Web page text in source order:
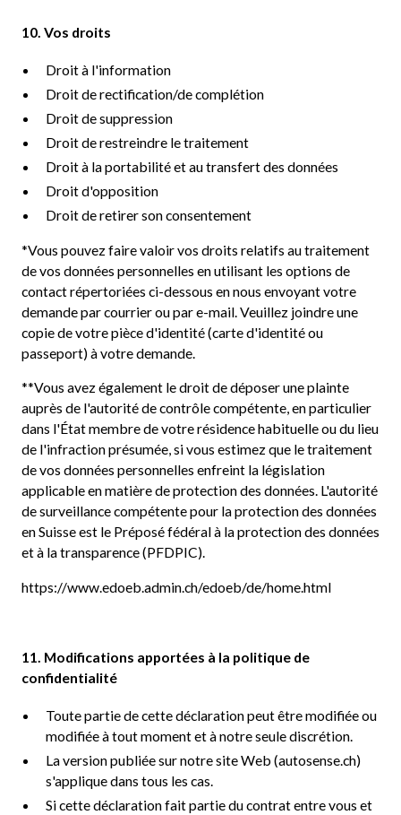
10. Vos droits
Droit à l'information
Droit de rectification/de complétion
Droit de suppression
Droit de restreindre le traitement
Droit à la portabilité et au transfert des données
Droit d'opposition
Droit de retirer son consentement
*Vous pouvez faire valoir vos droits relatifs au traitement
de vos données personnelles en utilisant les options de
contact répertoriées ci-dessous en nous envoyant votre
demande par courrier ou par e-mail. Veuillez joindre une
copie de votre pièce d'identité (carte d'identité ou
passeport) à votre demande.
**Vous avez également le droit de déposer une plainte
auprès de l'autorité de contrôle compétente, en particulier
dans l'État membre de votre résidence habituelle ou du lieu
de l'infraction présumée, si vous estimez que le traitement
de vos données personnelles enfreint la législation
applicable en matière de protection des données. L'autorité
de surveillance compétente pour la protection des données
en Suisse est le Préposé fédéral à la protection des données
et à la transparence (PFDPIC).
https://www.edoeb.admin.ch/edoeb/de/home.html
11. Modifications apportées à la politique de
confidentialité
Toute partie de cette déclaration peut être modifiée ou
modifiée à tout moment et à notre seule discrétion.
La version publiée sur notre site Web (autosense.ch)
s'applique dans tous les cas.
Si cette déclaration fait partie du contrat entre vous et